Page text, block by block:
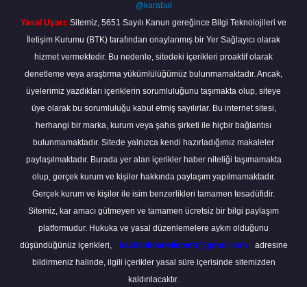
@karabul
Yasal Uyarı: Sitemiz, 5651 Sayılı Kanun gereğince Bilgi Teknolojileri ve
İletişim Kurumu (BTK) tarafından onaylanmış bir Yer Sağlayıcı olarak
hizmet vermektedir. Bu nedenle, sitedeki içerikleri proaktif olarak
denetleme veya araştırma yükümlülüğümüz bulunmamaktadır. Ancak,
üyelerimiz yazdıkları içeriklerin sorumluluğunu taşımakta olup, siteye
üye olarak bu sorumluluğu kabul etmiş sayılırlar. Bu internet sitesi,
herhangi bir marka, kurum veya şahıs şirketi ile hiçbir bağlantısı
bulunmamaktadır. Sitede yalnızca kendi hazırladığımız makaleler
paylaşılmaktadır. Burada yer alan içerikler haber niteliği taşımamakta
olup, gerçek kurum ve kişiler hakkında paylaşım yapılmamaktadır.
Gerçek kurum ve kişiler ile isim benzerlikleri tamamen tesadüfidir.
Sitemiz, kar amacı gütmeyen ve tamamen ücretsiz bir bilgi paylaşım
platformudur. Hukuka ve yasal düzenlemelere aykırı olduğunu
düşündüğünüz içerikleri,
backlinkpanelicomtr@gmail.com
adresine
bildirmeniz halinde, ilgili içerikler yasal süre içerisinde sitemizden
kaldırılacaktır.